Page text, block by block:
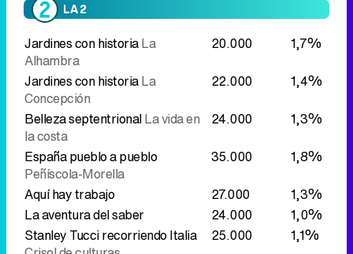
Belleza septentrional
la costa
España pueblo a pueblo
Peñíscola-Morella
35.000
1,8%
Aquí hay trabajo
27.000
1,3%
La aventura del saber
Stanley Tucci recorriendo Italia
Crisol de culturas
25.000
1,1%
Hoteles gourmet
42.000
1,7%
El western de La 2
y pólvora
100.000
3,0%
El cazador
122.000
2,0%
El cazador
248.000 2,7%